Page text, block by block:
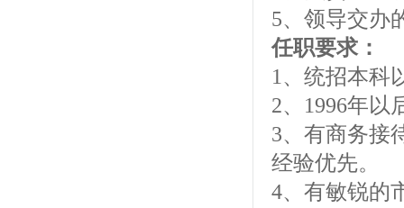
5、领导交办
任职要求：
1、统招本科
2、1996年以
3、有商务接
经验优先。
4、有敏锐的